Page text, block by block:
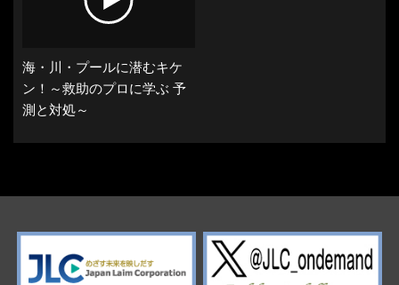
海・川・プールに潜むキケ
ン！～救助のプロに学ぶ 予
測と対処～